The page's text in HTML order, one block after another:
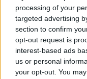
processing of your
targeted advertising
section to confirm
opt-out request is
interest-based ads
us or personal
your opt-out. You
Η έρευνα,
καινοτόμων
εξοπλισμού. Το
αθλητικών
διαδικτύου.